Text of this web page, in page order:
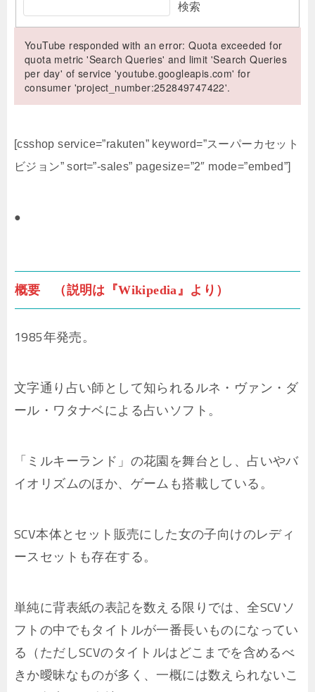
検索
YouTube responded with an error: Quota exceeded for
quota metric 'Search Queries' and limit 'Search Queries
per day' of service 'youtube.googleapis.com' for
consumer 'project_number:252849747422'.
[csshop service=”rakuten” keyword=”スーパーカセット
ビジョン” sort=”-sales” pagesize=”2″ mode=”embed”]
●
概要 （説明は『Wikipedia』より）
1985年発売。
文字通り占い師として知られるルネ・ヴァン・ダ
ール・ワタナベによる占いソフト。
「ミルキーランド」の花園を舞台とし、占いやバ
イオリズムのほか、ゲームも搭載している。
SCV本体とセット販売にした女の子向けのレディ
ースセットも存在する。
単純に背表紙の表記を数える限りでは、全SCVソ
フトの中でもタイトルが一番長いものになってい
る（ただしSCVのタイトルはどこまでを含めるべ
きか曖昧なものが多く、一概には数えられないこ